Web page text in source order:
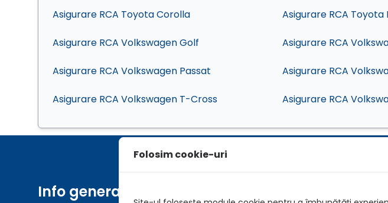
Asigurare RCA Toyota Corolla Asigurare RCA Toyota
Asigurare RCA Volkswagen Golf Asigurare RCA
Asigurare RCA Volkswagen Passat Asigurare RCA
Asigurare RCA Volkswagen T-Cross Asigurare RCA
Info generale
Folosim cookie-uri